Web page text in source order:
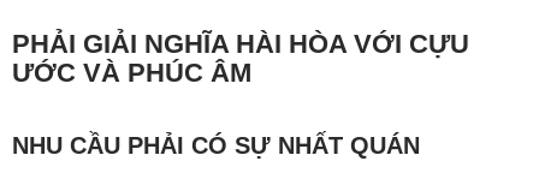
PHẢI GIẢI NGHĨA HÀI HÒA VỚI CỰU
ƯỚC VÀ PHÚC ÂM
NHU CẦU PHẢI CÓ SỰ NHẤT QUÁN